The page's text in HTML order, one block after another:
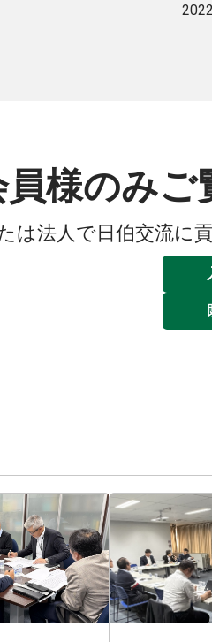
様のみご
は法人で日伯交流に